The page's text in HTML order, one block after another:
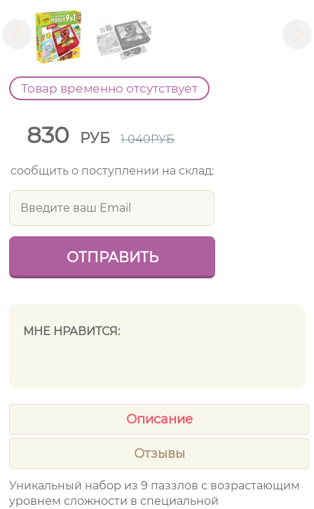
Товар временно отсутствует
830 РУБ 1 040РУБ
сообщить о поступлении на склад:
МНЕ НРАВИТСЯ:
Описание
Отзывы
Уникальный набор из 9 паззлов с возрастающим
уровнем сложности в специальной